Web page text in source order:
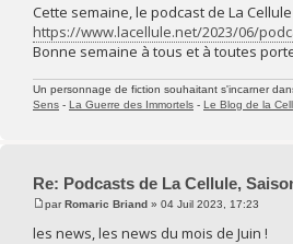
Cette semaine, le podcast de La
https://www.lacellule.net/2023/06/
Bonne semaine à tous et à toutes
Un personnage de fiction souhaitant s'incarner
Sens - La Guerre des Immortels - Le Blog de la
Re: Podcasts de La Cellule,
parRomaric Briand » 04 Juil 2023, 17:23
les news, les news du mois de Juin !